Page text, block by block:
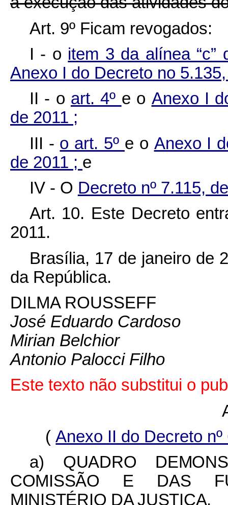
Art. 9º Ficam revogados:
I - o item 3 da alínea
Anexo I do Decreto no
II - o art. 4º e o Anexo I
de 2011 ;
III - o art. 5º e o Anexo I
de 2011 ; e
IV - O Decreto nº 7.115,
Art. 10. Este Decreto
2011.
Brasília, 17 de janeiro de
da República.
DILMA ROUSSEFF
José Eduardo Cardoso
Mirian Belchior
Antonio Palocci Filho
Este texto não substitui o
(Anexo II do Decreto
a) QUADRO
COMISSÃO E DAS
MINISTÉRIO DA JUSTIÇA.